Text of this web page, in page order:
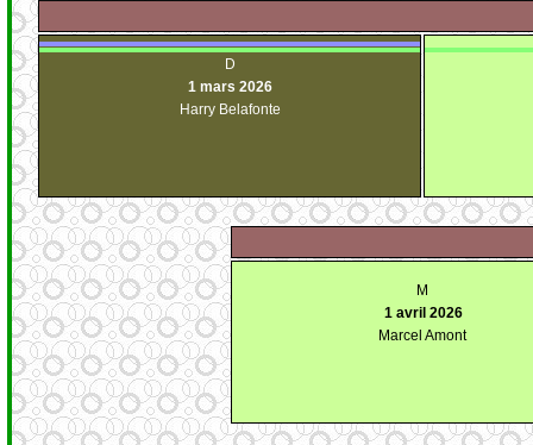
D
1 mars 2026
Harry Belafonte
M
1 avril 2026
Marcel Amont